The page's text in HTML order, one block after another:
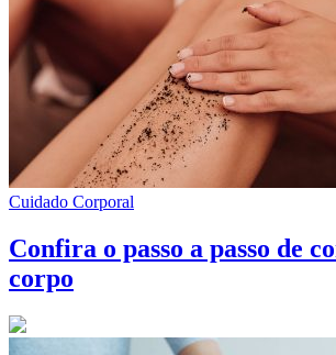
Cuidado Corporal
Confira o passo a passo de
corpo